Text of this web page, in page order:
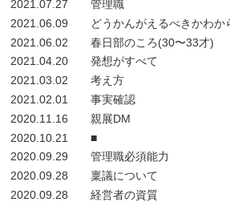
2021.07.27
管理職
2021.06.09
どうかんがえるべきかわか
2021.06.02
春日部のころ(30〜33才)
2021.04.20
発想がすべて
2021.03.02
考え方
2021.02.01
事実確認
2020.11.16
親展DM
2020.10.21
■
2020.09.29
管理職必須能力
2020.09.28
稟議について
2020.09.28
経営者の資質